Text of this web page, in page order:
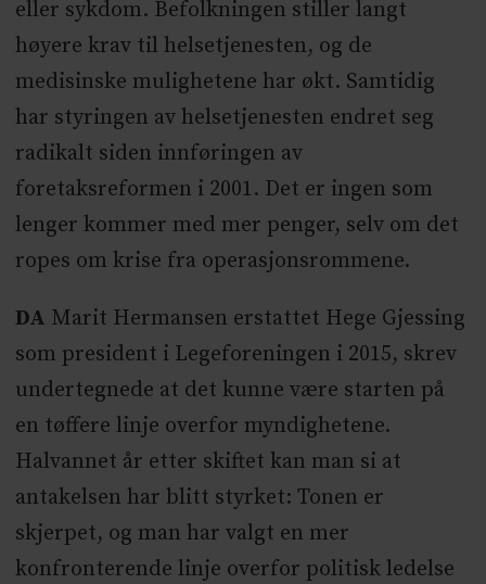
eller sykdom. Befolkningen stiller langt
høyere krav til helsetjenesten, og de
medisinske mulighetene har økt. Samtidig
har styringen av helsetjenesten endret seg
radikalt siden innføringen av
foretaksreformen i 2001. Det er ingen som
lenger kommer med mer penger, selv om det
ropes om krise fra operasjonsrommene.
DA Marit Hermansen erstattet Hege Gjessing
som president i Legeforeningen i 2015, skrev
undertegnede at det kunne være starten på
en tøffere linje overfor myndighetene.
Halvannet år etter skiftet kan man si at
antakelsen har blitt styrket: Tonen er
skjerpet, og man har valgt en mer
konfronterende linje overfor politisk ledelse